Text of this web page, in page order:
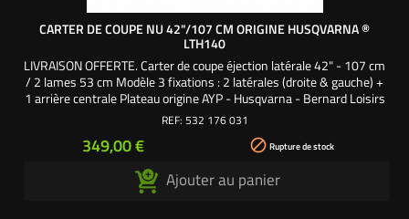
CARTER DE COUPE NU 42"/107 CM ORIGINE HUSQVARNA ®
LTH140
LIVRAISON OFFERTE. Carter de coupe éjection latérale 42" - 107 cm
/ 2 lames 53 cm Modèle 3 fixations : 2 latérales (droite & gauche) +
1 arrière centrale Plateau origine AYP - Husqvarna - Bernard Loisirs
Pour modèles LTH140 - YT130 - YT150 - YTH 130 - YTH140 -
- 532164961 - 532144393 - 532140081 -...
REF: 532 176 031
Prix
349,00 €  Rupture de stock
Ajouter au panier